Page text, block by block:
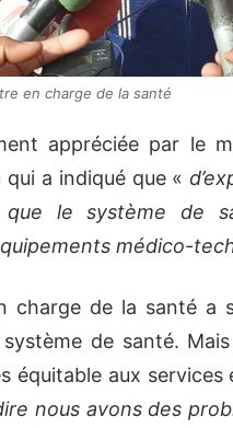
en charge de la santé
appréciée par le
qui a indiqué que «
que le système de
médico-
charge de la santé a
de santé.
équitable aux
nous avons des